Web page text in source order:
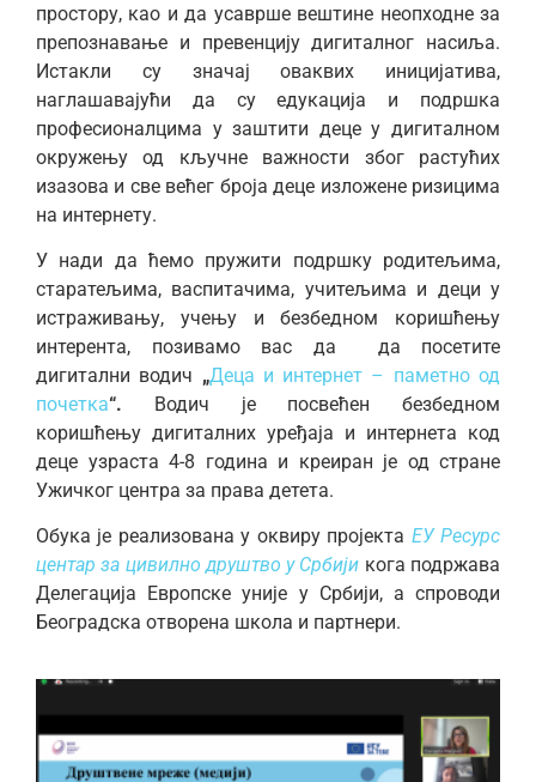
простору, као и да усаврше вештине неопходне за
препознавање и превенцију дигиталног насиља.
Истакли су значај оваквих иницијатива,
наглашавајући да су едукација и подршка
професионалцима у заштити деце у дигиталном
окружењу од кључне важности због растућих
изазова и све већег броја деце изложене ризицима
на интернету.
У нади да ћемо пружити подршку родитељима,
старатељима, васпитачима, учитељима и деци у
истраживању, учењу и безбедном коришћењу
интерента, позивамо вас да да посетите
дигитални водич „Деца и интернет – паметно од
почетка“. Водич је посвећен безбедном
коришћењу дигиталних уређаја и интернета код
деце узраста 4-8 година и креиран је од стране
Ужичког центра за права детета.
Обука је реализована у оквиру пројекта ЕУ Ресурс
центар за цивилно друштво у Србији кога подржава
Делегација Европске уније у Србији, а спроводи
Београдска отворена школа и партнери.